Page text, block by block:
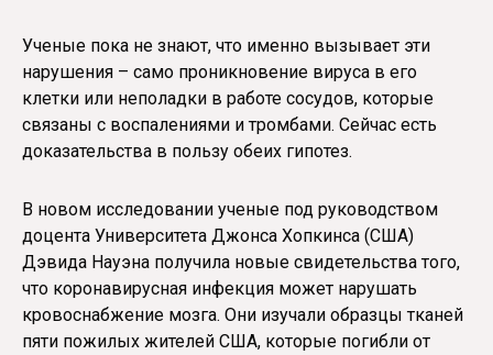
Ученые пока не знают, что именно вызывает эти
нарушения – само проникновение вируса в его
клетки или неполадки в работе сосудов, которые
связаны с воспалениями и тромбами. Сейчас есть
доказательства в пользу обеих гипотез.
В новом исследовании ученые под руководством
доцента Университета Джонса Хопкинса (США)
Дэвида Науэна получила новые свидетельства того,
что коронавирусная инфекция может нарушать
кровоснабжение мозга. Они изучали образцы тканей
пяти пожилых жителей США, которые погибли от